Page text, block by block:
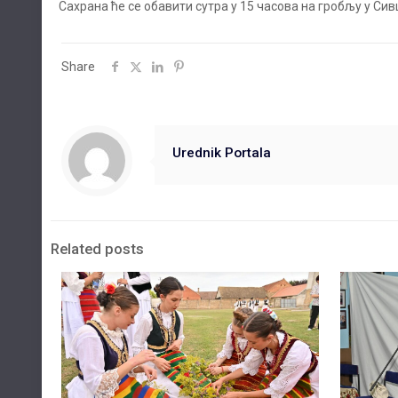
Сахрана ће се обавити сутра у 15 часова на гробљу у
Share
Urednik Portala
Related posts